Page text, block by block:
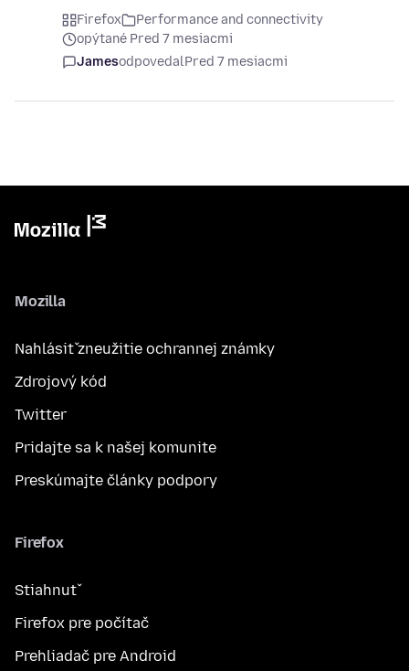
Firefox
Performance and connectivity
opýtané Pred 7 mesiacmi
JamesodpovedalPred 7 mesiacmi
Mozilla
Nahlásiť zneužitie ochrannej známky
Zdrojový kód
Twitter
Pridajte sa k našej komunite
Preskúmajte články podpory
Firefox
Stiahnuť
Firefox pre počítač
Prehliadač pre Android